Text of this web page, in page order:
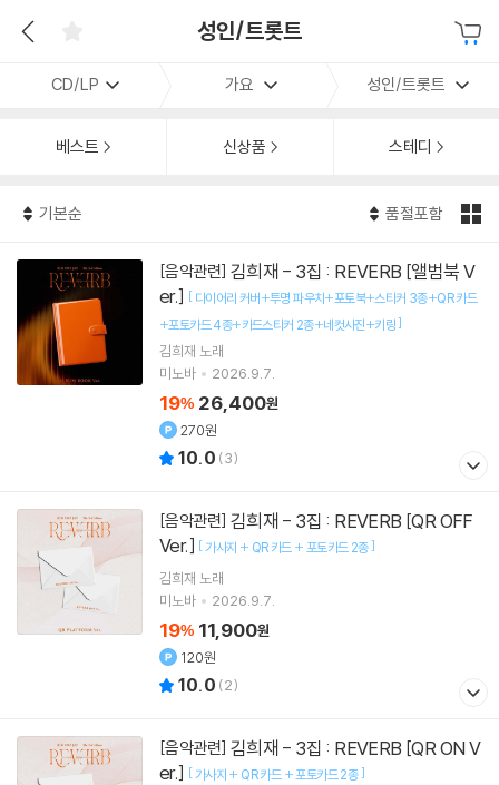
성인/트롯트
CD/LP 가요 성인/트롯트
베스트 신상품 스테디
기본순 품절포함
[음악관련]
er.] [ 다이어리 커버+투명 파우치+포토북+스티커 3종+QR 카드
+포토카드 4종+카드스티커 2종+네컷사진+키링]
김희재 노래
미노바
2026.9.7.
19% 26,400원
270원
10.0 (3)
[음악관련]
Ver.] [가사지 + QR 카드 + 포토카드 2종]
김희재 노래
미노바
2026.9.7.
19% 11,900원
120원
10.0 (2)
[음악관련]
er.] [가사지 + QR 카드 + 포토카드 2종]